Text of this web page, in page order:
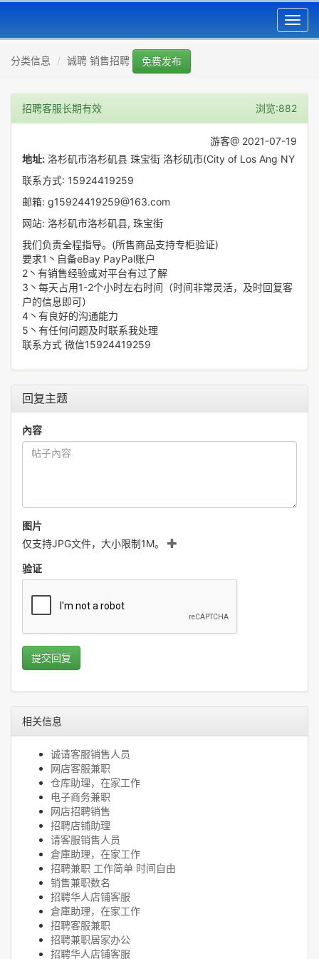
分类信息 诚聘 销售招聘 免费发布
招聘客服长期有效 浏览:882
游客@ 2021-07-19
地址: 洛杉矶市洛杉矶县 珠宝街 洛杉矶市(City of Los Ang NY
联系方式: 15924419259
邮箱: g15924419259@163.com
网站: 洛杉矶市洛杉矶县, 珠宝街
我们负责全程指导。(所售商品支持专柜验证)
要求1丶自备eBay PayPal账户
2丶有销售经验或对平台有过了解
3丶每天占用1-2个小时左右时间（时间非常灵活，及时回复客
户的信息即可）
4丶有良好的沟通能力
5丶有任何问题及时联系我处理
联系方式 微信15924419259
回复主题
內容
图片
仅支持JPG文件，大小限制1M。
验证
提交回复
相关信息
诚请客服销售人员
网店客服兼职
仓库助理，在家工作
电子商务兼职
网店招聘销售
招聘店铺助理
请客服销售人员
倉庫助理，在家工作
招聘兼职 工作简单 时间自由
销售兼职数名
招聘华人店铺客服
倉庫助理，在家工作
招聘客服兼职
招聘兼职居家办公
招聘华人店铺客服